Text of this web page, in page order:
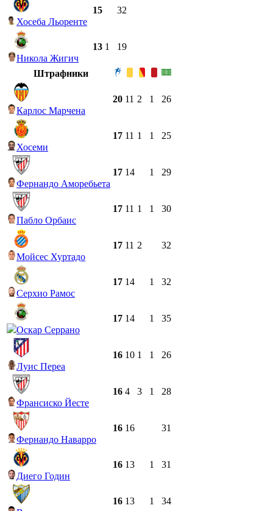
Хосеба Льоренте
15 32
Никола Жигич
13 1 19
Штрафники
Карлос Марчена
20 11 2 1 26
Хосеми
17 11 1 1 25
Фернандо Аморебьета
17 14 1 29
Пабло Орбаис
17 11 1 1 30
Мойсес Хуртадо
17 11 2 32
Серхио Рамос
17 14 1 32
Оскар Серрано
17 14 1 35
Луис Переа
16 10 1 1 26
Франсиско Йесте
16 4 3 1 28
Фернандо Наварро
16 16 31
Диего Годин
16 13 1 31
16 13 1 34